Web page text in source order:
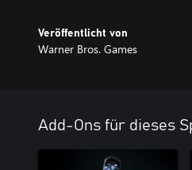
Veröffentlicht von
Warner Bros. Games
Add-Ons für dieses